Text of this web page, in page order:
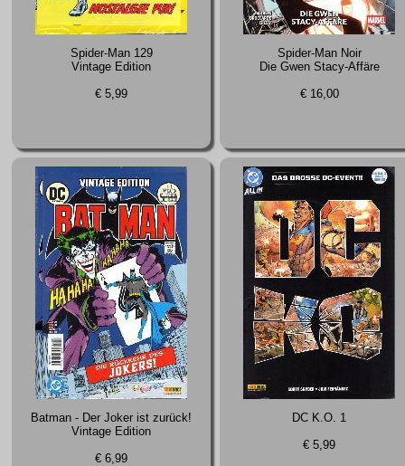
Spider-Man 129
Vintage Edition
€ 5,99
Spider-Man Noir
Die Gwen Stacy-Affäre
€ 16,00
Batman - Der Joker ist zurück!
Vintage Edition
€ 6,99
DC K.O. 1
€ 5,99